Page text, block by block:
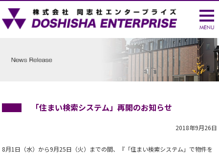
「住まい検索システム」再開のお知らせ
2018年9月26日
8月1日（水）から9月25日（火）までの間、『「住まい検索システム」で物件を